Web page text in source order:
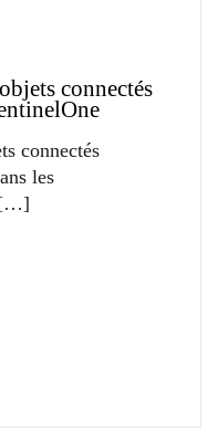
connectés
connectés
les